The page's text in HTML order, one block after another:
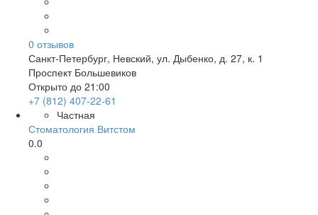
0 отзывов
Санкт-Петербург, Невский, ул. Дыбенко, д. 27, к. 1
Проспект Большевиков
Открыто до 21:00
+7 (812) 407-22-61
Частная
Стоматология Витстом
0.0